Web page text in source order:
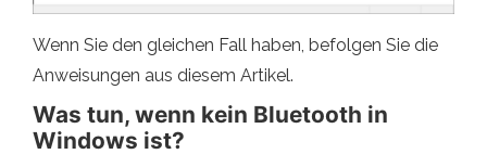
Wenn Sie den gleichen Fall haben, befolgen Sie die
Anweisungen aus diesem Artikel.
Was tun, wenn kein Bluetooth in
Windows ist?